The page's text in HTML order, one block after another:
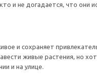
и не догадается, что они
и сохраняет
живые растения, но
и на улице.